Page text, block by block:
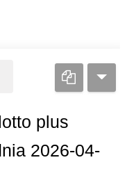
plus
2026-04-